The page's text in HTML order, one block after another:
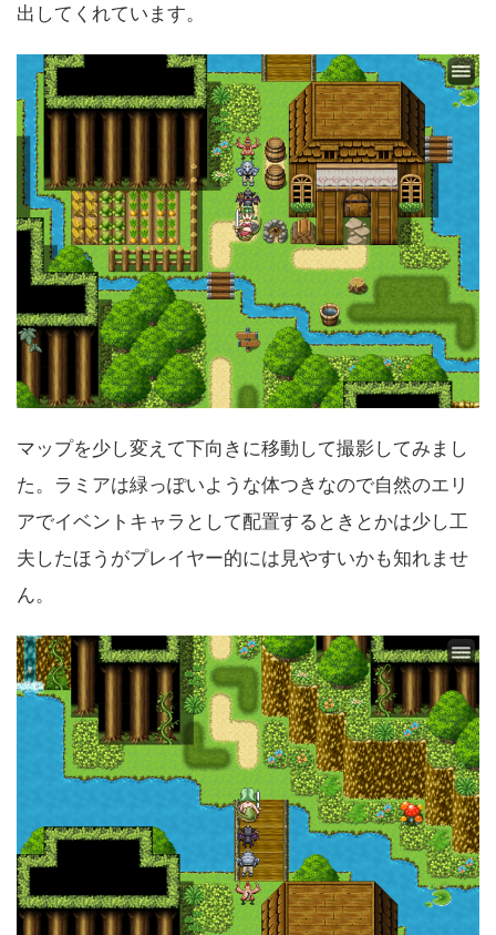
出してくれています。
マップを少し変えて下向きに移動して撮影してみまし
た。ラミアは緑っぽいような体つきなので自然のエリ
アでイベントキャラとして配置するときとかは少し工
夫したほうがプレイヤー的には見やすいかも知れませ
ん。